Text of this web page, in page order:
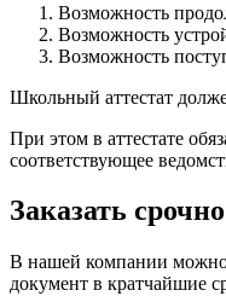
Возможность
Возможность
Возможность
Школьный аттестат
При этом в аттестате
соответствующее
Заказать
В нашей компании можно
документ в кратчайшие